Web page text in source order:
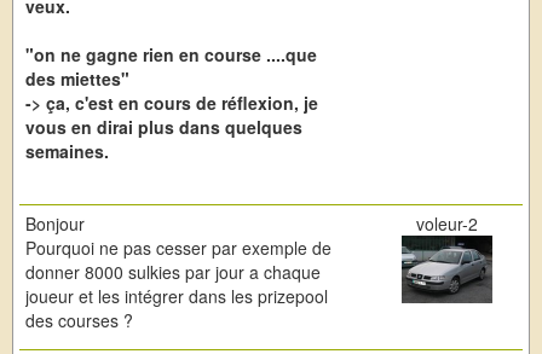
veux.
"on ne gagne rien en course ....que
des miettes"
-> ça, c'est en cours de réflexion, je
vous en dirai plus dans quelques
semaines.
Bonjour
Pourquoi ne pas cesser par exemple de
donner 8000 sulkies par jour a chaque
joueur et les intégrer dans les prizepool
des courses ?
voleur-2